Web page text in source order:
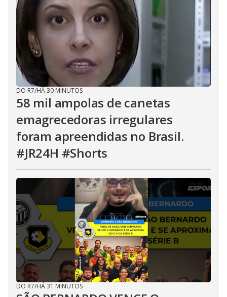
DO R7/HÁ 30 MINUTOS
58 mil ampolas de canetas
emagrecedoras irregulares
foram apreendidas no Brasil.
#JR24H #Shorts
DO R7/HÁ 31 MINUTOS